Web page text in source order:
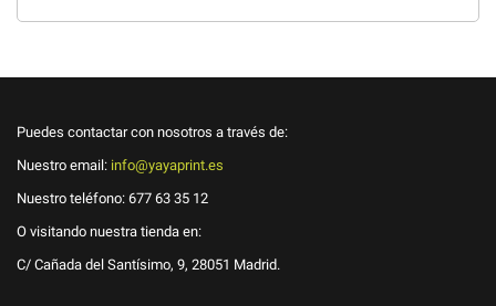
Puedes contactar con nosotros a través de:
Nuestro email: info@yayaprint.es
Nuestro teléfono: 677 63 35 12
O visitando nuestra tienda en:
C/ Cañada del Santísimo, 9, 28051 Madrid.